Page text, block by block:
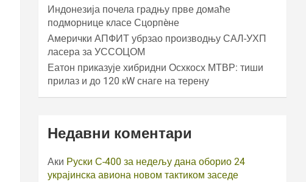
Индонезија почела градњу прве домаће
подморнице класе Сцорпèне
Амерички АПФИТ убрзао производњу САЛ-УХП
ласера за УССОЦОМ
Еатон приказује хибридни Осхкосх МТВР: тиши
прилаз и до 120 кW снаге на терену
Недавни коментари
Аки Руски С-400 за недељу дана оборио 24
украјинска авиона новом тактиком заседе